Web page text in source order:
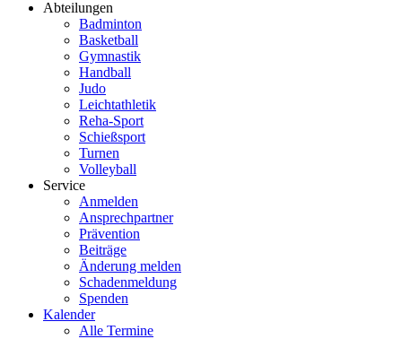
Abteilungen
Badminton
Basketball
Gymnastik
Handball
Judo
Leichtathletik
Reha-Sport
Schießsport
Turnen
Volleyball
Service
Anmelden
Ansprechpartner
Prävention
Beiträge
Änderung melden
Schadenmeldung
Spenden
Kalender
Alle Termine